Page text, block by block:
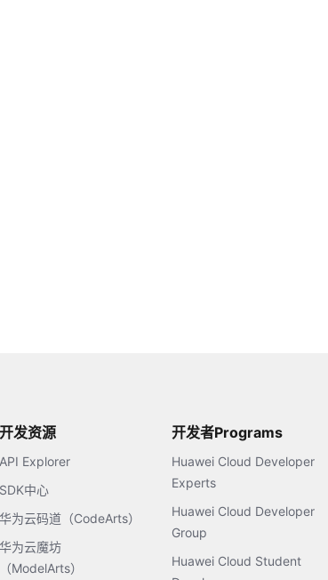
开发资源
API Explorer
SDK中心
华为云码道（CodeArts）
华为云魔坊
（ModelArts）
开发者Programs
Huawei Cloud Developer
Experts
Huawei Cloud Developer
Group
Huawei Cloud Student